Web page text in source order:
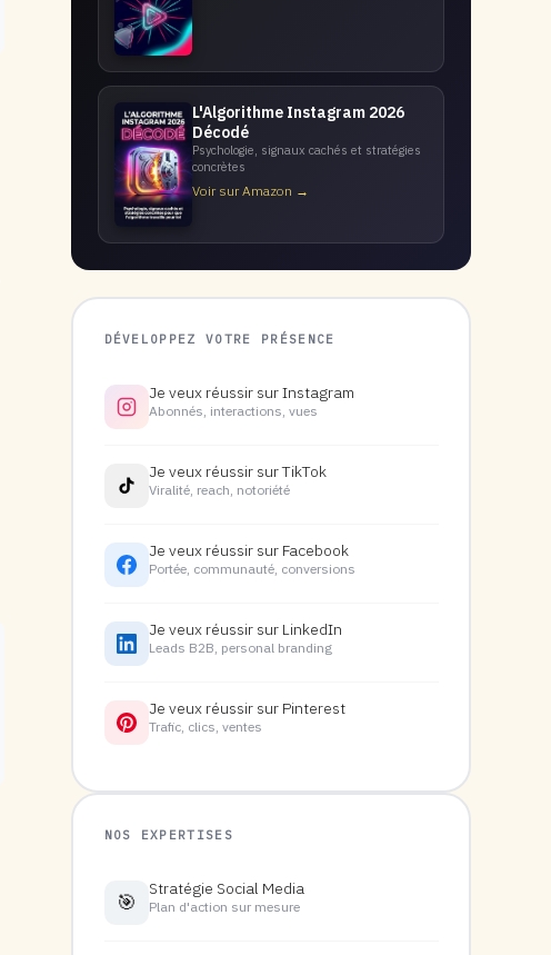
L'Algorithme Instagram 2026
Décodé
Psychologie, signaux cachés et stratégies
concrètes
Voir sur Amazon →
DÉVELOPPEZ VOTRE PRÉSENCE
Je veux réussir sur Instagram
Abonnés, interactions, vues
Je veux réussir sur TikTok
Viralité, reach, notoriété
Je veux réussir sur Facebook
Portée, communauté, conversions
Je veux réussir sur LinkedIn
Leads B2B, personal branding
Je veux réussir sur Pinterest
Trafic, clics, ventes
NOS EXPERTISES
🎯
Stratégie Social Media
Plan d'action sur mesure